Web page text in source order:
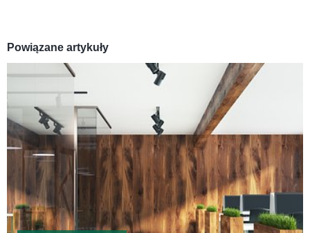
Powiązane artykuły